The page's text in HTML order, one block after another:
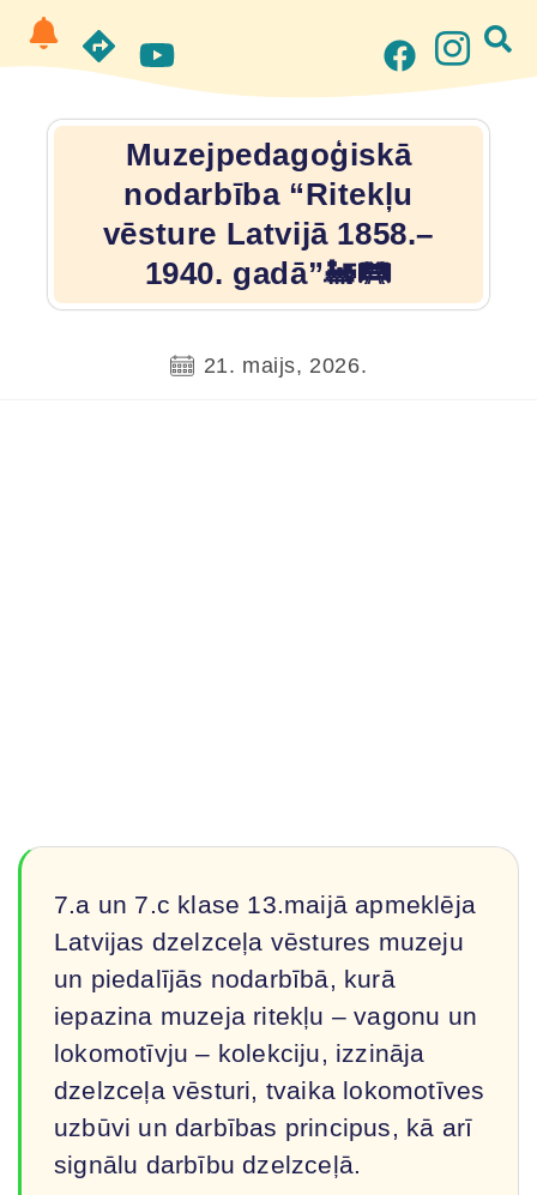
Muzejpedagoģiskā
nodarbība “Ritekļu
vēsture Latvijā 1858.–
1940. gadā”🚂🛤️
21. maijs, 2026.
7.a un 7.c klase 13.maijā apmeklēja
Latvijas dzelzceļa vēstures muzeju
un piedalījās nodarbībā, kurā
iepazina muzeja ritekļu – vagonu un
lokomotīvju – kolekciju, izzināja
dzelzceļa vēsturi, tvaika lokomotīves
uzbūvi un darbības principus, kā arī
signālu darbību dzelzceļā.